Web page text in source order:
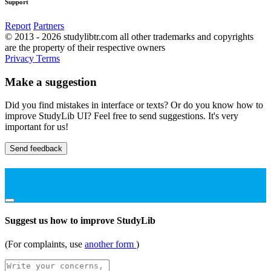
Support
Report Partners
© 2013 - 2026 studylibtr.com all other trademarks and copyrights
are the property of their respective owners
Privacy Terms
Make a suggestion
Did you find mistakes in interface or texts? Or do you know how to
improve StudyLib UI? Feel free to send suggestions. It's very
important for us!
Send feedback
Suggest us how to improve StudyLib
(For complaints, use another form )